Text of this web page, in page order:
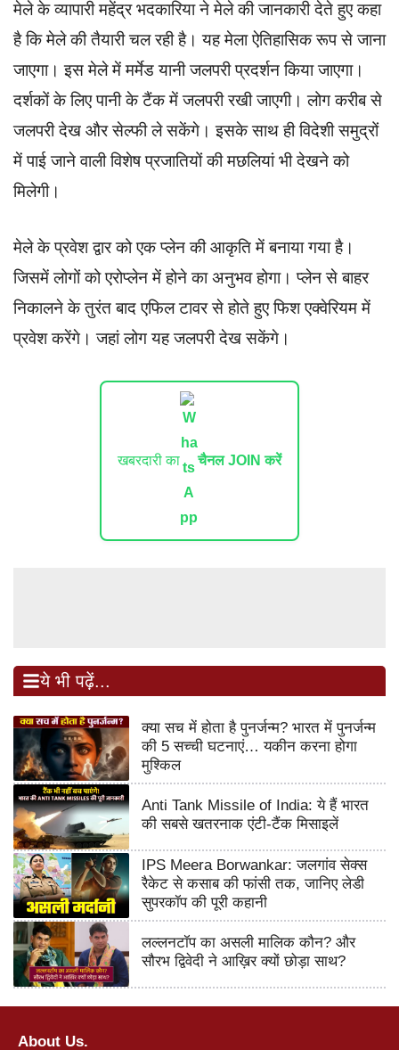
मेले के व्यापारी महेंद्र भदकारिया ने मेले की जानकारी देते हुए कहा
है कि मेले की तैयारी चल रही है। यह मेला ऐतिहासिक रूप से जाना
जाएगा। इस मेले में मर्मेड यानी जलपरी प्रदर्शन किया जाएगा।
दर्शकों के लिए पानी के टैंक में जलपरी रखी जाएगी। लोग करीब से
जलपरी देख और सेल्फी ले सकेंगे। इसके साथ ही विदेशी समुद्रों
में पाई जाने वाली विशेष प्रजातियों की मछलियां भी देखने को
मिलेगी।
मेले के प्रवेश द्वार को एक प्लेन की आकृति में बनाया गया है।
जिसमें लोगों को एरोप्लेन में होने का अनुभव होगा। प्लेन से बाहर
निकालने के तुरंत बाद एफिल टावर से होते हुए फिश एक्वेरियम में
प्रवेश करेंगे। जहां लोग यह जलपरी देख सकेंगे।
खबरदारी का चैनल JOIN करें
ये भी पढ़ें...
क्या सच में होता है पुनर्जन्म? भारत में पुनर्जन्म
की 5 सच्ची घटनाएं… यकीन करना होगा
मुश्किल
Anti Tank Missile of India: ये हैं भारत
की सबसे खतरनाक एंटी-टैंक मिसाइलें
IPS Meera Borwankar: जलगांव सेक्स
रैकेट से कसाब की फांसी तक, जानिए लेडी
सुपरकॉप की पूरी कहानी
लल्लनटॉप का असली मालिक कौन? और
सौरभ द्विवेदी ने आख़िर क्यों छोड़ा साथ?
About Us.